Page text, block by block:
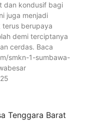
dan kondusif bagi
juga menjadi
terus berupaya
demi terciptanya
cerdas. Baca
smkn-1-sumbawa-
Tenggara Barat